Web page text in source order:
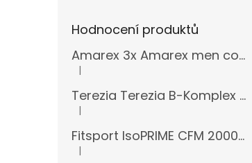
Hodnocení produktů
Amarex 3x Amarex men complex 120 kapslí
Hodnocení produktu je 5 z 5 hvězdiček.
|
Terezia Terezia B-Komplex super forte 100 tablet
Hodnocení produktu je 5 z 5 hvězdiček.
|
Fitsport IsoPRIME CFM 2000g + šejkr
Hodnocení produktu je 5 z 5 hvězdiček.
|